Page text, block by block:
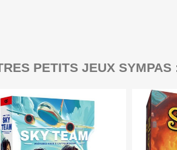
PETITS JEUX SYMPAS